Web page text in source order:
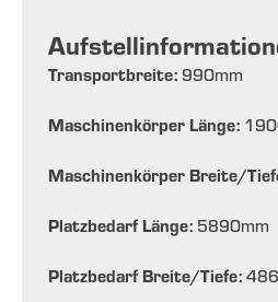
Transportbreite: 990mm
Maschinenkörper Länge:
Maschinenkörper Breite/
Platzbedarf Länge: 5890mm
Platzbedarf Breite/Tiefe: